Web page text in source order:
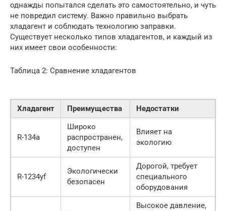
однажды попытался сделать это самостоятельно, и чуть
не повредил систему. Важно правильно выбрать
хладагент и соблюдать технологию заправки.
Существует несколько типов хладагентов, и каждый из
них имеет свои особенности:
Таблица 2: Сравнение хладагентов
Хладагент Преимущества Недостатки
R-134a
Широко
распространен,
доступен
Влияет на
экологию
R-1234yf
Экологически
безопасен
Дорогой, требует
специального
оборудования
Высокое давление,